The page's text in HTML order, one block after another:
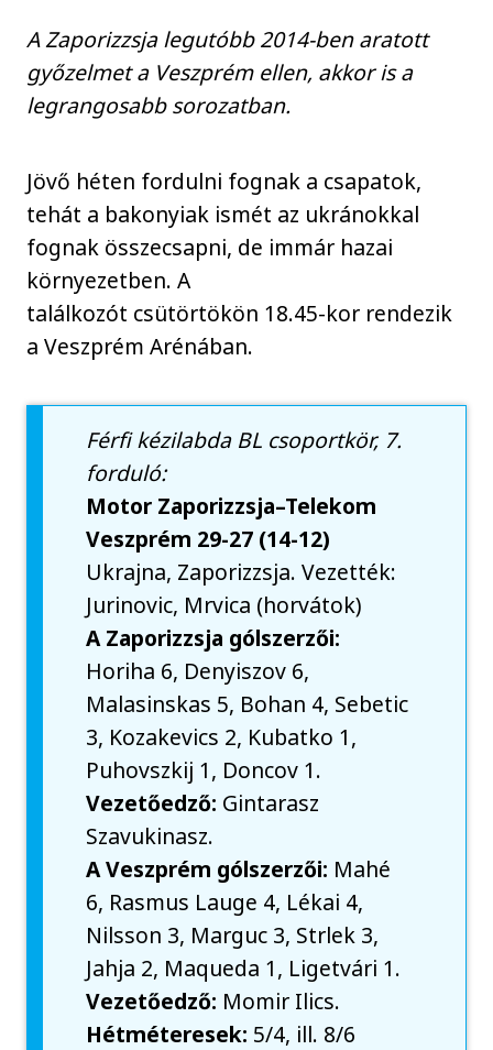
A Zaporizzsja legutóbb 2014-ben aratott
győzelmet a Veszprém ellen, akkor is a
legrangosabb sorozatban.
Jövő héten fordulni fognak a csapatok,
tehát a bakonyiak ismét az ukránokkal
fognak összecsapni, de immár hazai
környezetben. A
találkozót csütörtökön 18.45-kor rendezik
a Veszprém Arénában.
Férfi kézilabda BL csoportkör, 7.
forduló:
Motor Zaporizzsja–Telekom
Veszprém 29-27 (14-12)
Ukrajna, Zaporizzsja. Vezették:
Jurinovic, Mrvica (horvátok)
A Zaporizzsja gólszerzői:
Horiha 6, Denyiszov 6,
Malasinskas 5, Bohan 4, Sebetic
3, Kozakevics 2, Kubatko 1,
Puhovszkij 1, Doncov 1.
Vezetőedző: Gintarasz
Szavukinasz.
A Veszprém gólszerzői: Mahé
6, Rasmus Lauge 4, Lékai 4,
Nilsson 3, Marguc 3, Strlek 3,
Jahja 2, Maqueda 1, Ligetvári 1.
Vezetőedző: Momir Ilics.
Hétméteresek: 5/4, ill. 8/6